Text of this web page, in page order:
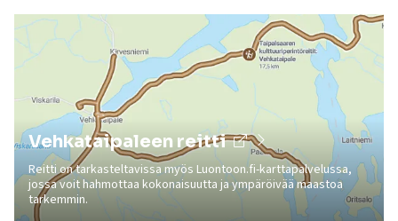
Vehkataipaleen reitti
Reitti on tarkasteltavissa myös Luontoon.fi-karttapalvelussa,
jossa voit hahmottaa kokonaisuutta ja ympäröivää maastoa
tarkemmin.